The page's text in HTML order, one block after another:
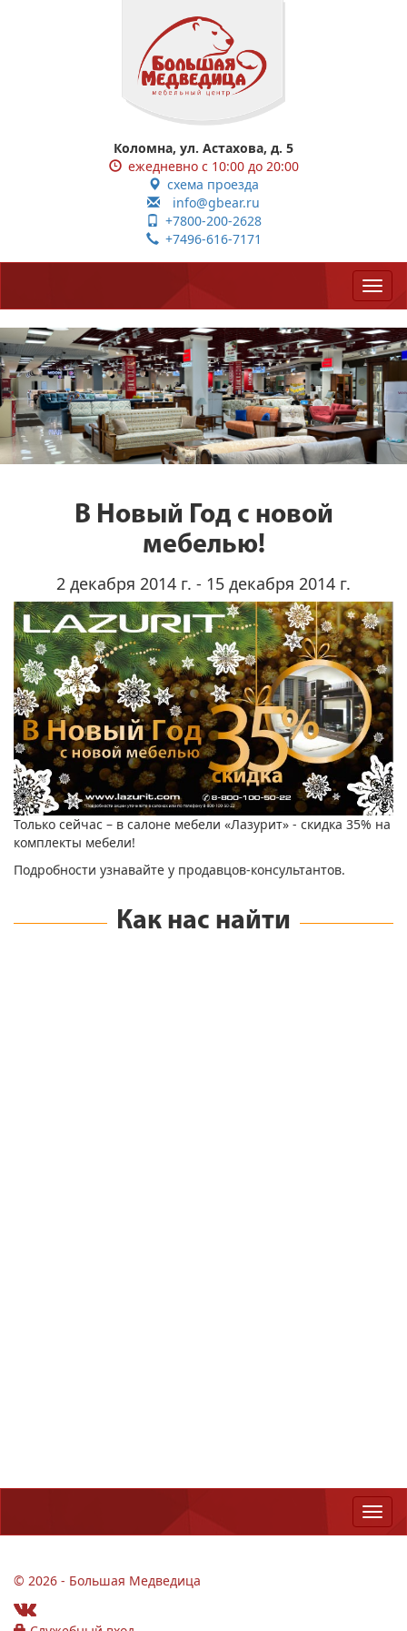
Коломна, ул. Астахова, д. 5
ежедневно с 10:00 до 20:00
схема проезда
info@gbear.ru
+7800-200-2628
+7496-616-7171
В Новый Год с новой
мебелью!
2 декабря 2014 г. - 15 декабря 2014 г.
Только сейчас – в салоне мебели «Лазурит» - скидка 35% на
комплекты мебели!
Подробности узнавайте у продавцов-консультантов.
Как нас найти
© 2026 - Большая Медведица